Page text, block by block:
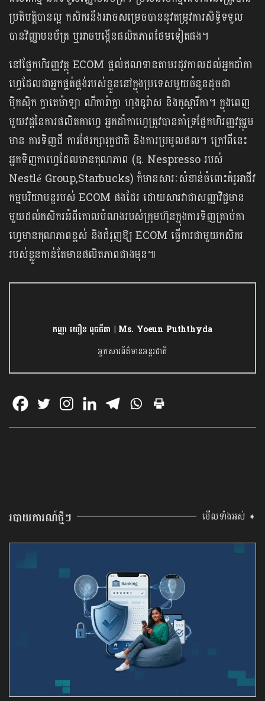
ប្រតិបត្តិបានល្អ កសិករនឹងអាចសម្រេចបាននូវតម្រូវការសិទ្ធិទទួល
បានវិញ្ញាបនប័ត្រ ឬអាចបង្កើនផលិតភាពថែមទៀតផង។
នៅផ្នែកហិរញ្ញវត្ថុ ECOM ផ្តល់ឥណទានតាមរដូវកាលដល់អ្នកដាំកា
ហ្វេដែលជាអ្នកផ្គត់ផ្គង់របស់ខ្លួននៅក្នុងប្រទេសមួយចំនួនដូចជា
ម៉ិកស៊ិក ក្វាតេម៉ាឡា ណីការ៉ាក្វា ហុងឌូរ៉ាស និងកូស្តារីកា។ ក្នុងពេញ
មួយវដ្តនៃការផលិតកាហ្វេ អ្នកដាំកាហ្វេត្រូវបានគាំទ្រផ្នែកហិរញ្ញវត្ថុរួម
មាន ការទិញជី ការថែរក្សារុក្ខជាតិ និងការប្រមូលផល។ ក្រៅពីនេះ
អ្នកទិញកាហ្វេដែលមានគុណភាព (ឧ. Nespresso របស់
Nestlé Group,Starbucks) ក៏មានសារៈសំខាន់ចំពោះគំរូអាជីវ
កម្មបរិយាបន្នរបស់ ECOM ផងដែរ ដោយសារវាជាសញ្ញាវិជ្ជមាន
មួយដល់កសិករអំពីគោលបំណងរបស់ក្រុមហ៊ុនក្នុងការទិញគ្រាប់កា
ហ្វេមានគុណភាពខ្ពស់ និងជំរុញឱ្យ ECOM ធ្វើការជាមួយកសិករ
របស់ខ្លួនកាន់តែមានផលិតភាពជាងមុន៕
កញ្ញា យឿន ពុធធីតា | Ms. Yoeun Puththyda
អ្នកសារព័ត៌មានអន្តរជាតិ
របាយការណ៍ថ្មីៗ មើលទាំងអស់ ➧